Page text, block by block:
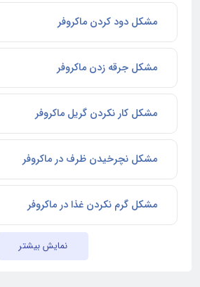
مشکل دود کردن ماکروفر
مشکل جرقه زدن ماکروفر
مشکل کار نکردن گریل ماکروفر
مشکل نچرخیدن ظرف در ماکروفر
مشکل گرم نکردن غذا در ماکروفر
نمایش بیشتر